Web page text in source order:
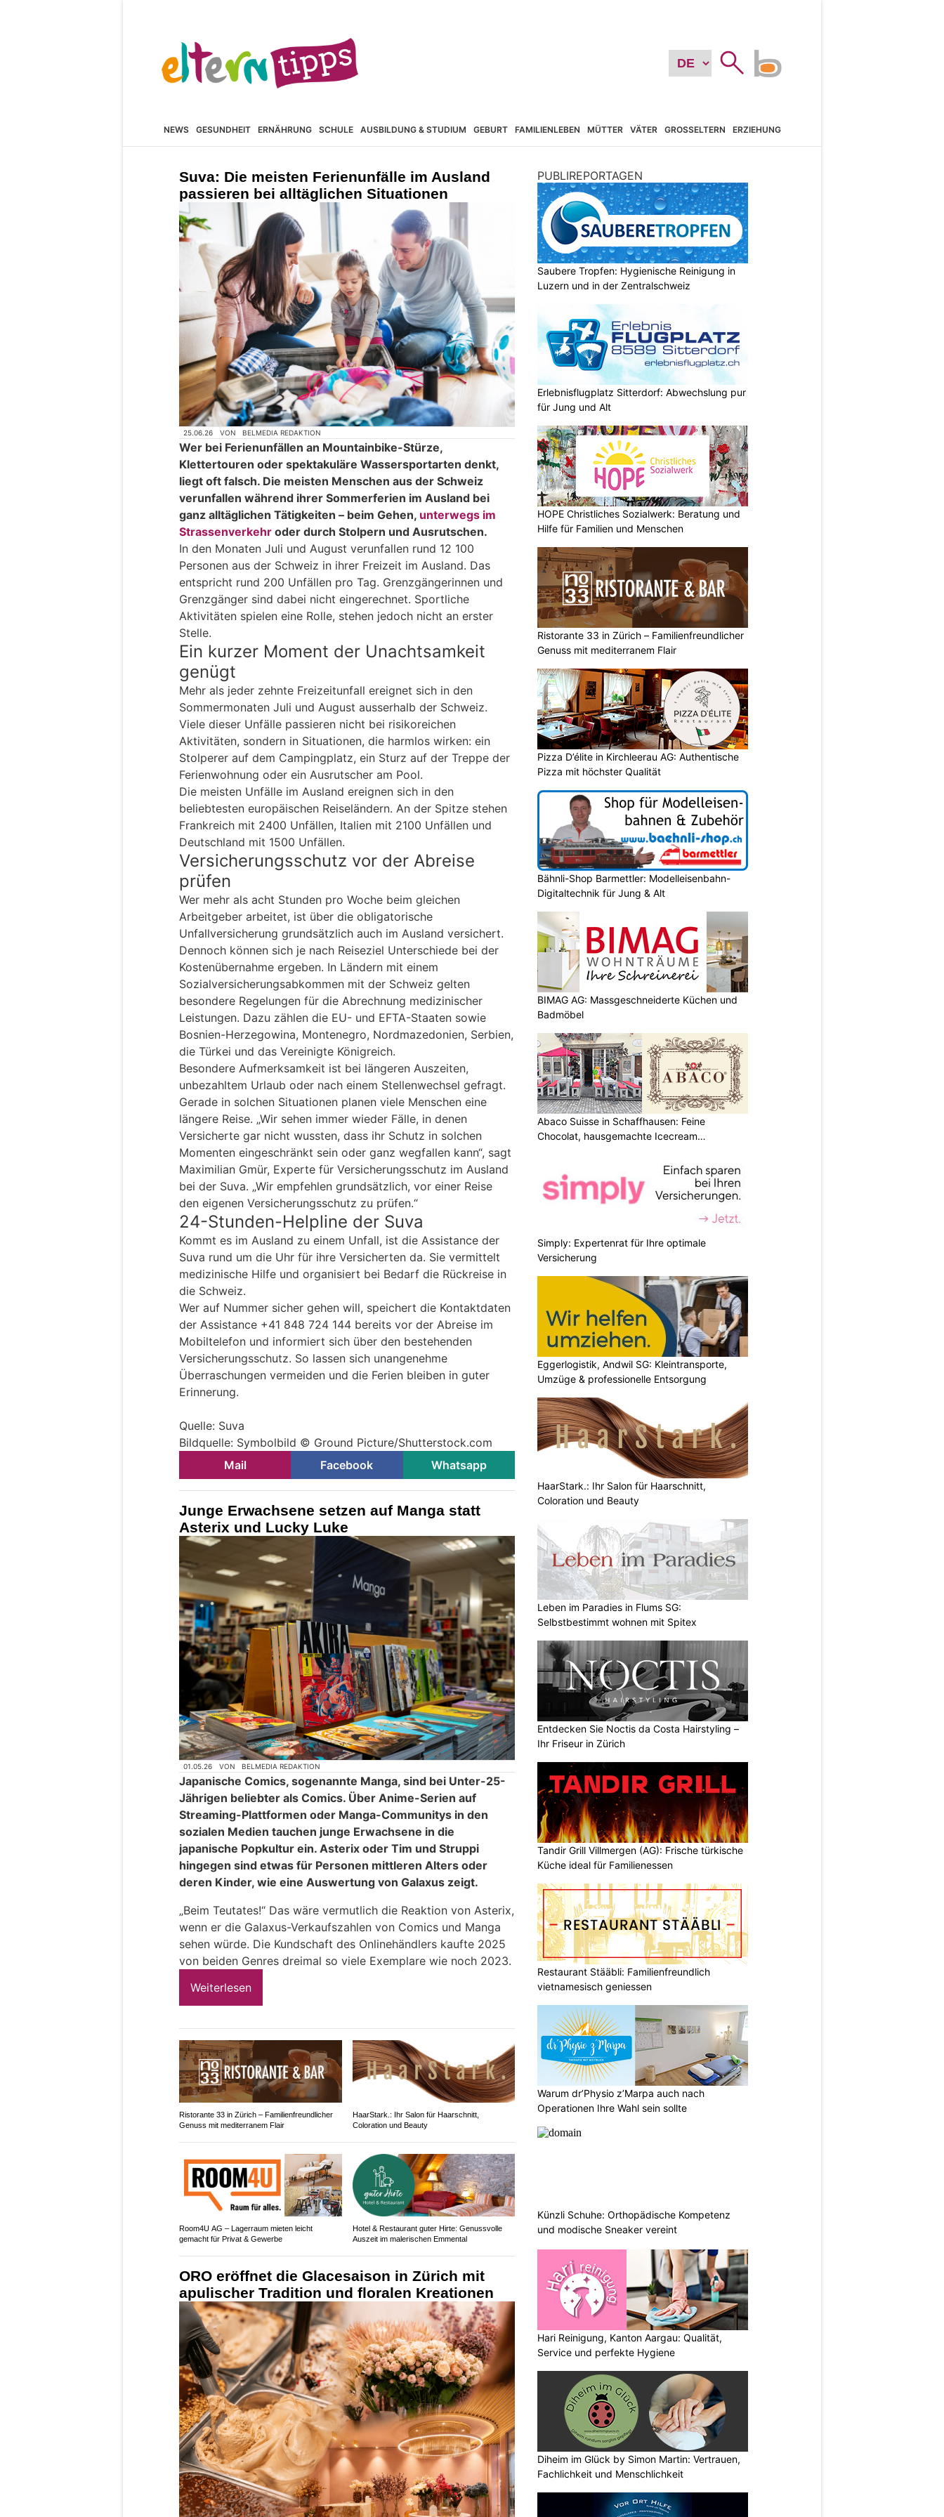
NEWS GESUNDHEIT ERNÄHRUNG SCHULE AUSBILDUNG & STUDIUM GEBURT FAMILIENLEBEN MÜTTER VÄTER GROSSELTERN ERZIEHUNG
Suva: Die meisten Ferienunfälle im Ausland
passieren bei alltäglichen Situationen
25.06.26 VON BELMEDIA REDAKTION
Wer bei Ferienunfällen an Mountainbike-Stürze,
Klettertouren oder spektakuläre Wassersportarten denkt,
liegt oft falsch. Die meisten Menschen aus der Schweiz
verunfallen während ihrer Sommerferien im Ausland bei
ganz alltäglichen Tätigkeiten – beim Gehen, unterwegs im
Strassenverkehr oder durch Stolpern und Ausrutschen.
In den Monaten Juli und August verunfallen rund 12 100
Personen aus der Schweiz in ihrer Freizeit im Ausland. Das
entspricht rund 200 Unfällen pro Tag. Grenzgängerinnen und
Grenzgänger sind dabei nicht eingerechnet. Sportliche
Aktivitäten spielen eine Rolle, stehen jedoch nicht an erster
Stelle.
Ein kurzer Moment der Unachtsamkeit
genügt
Mehr als jeder zehnte Freizeitunfall ereignet sich in den
Sommermonaten Juli und August ausserhalb der Schweiz.
Viele dieser Unfälle passieren nicht bei risikoreichen
Aktivitäten, sondern in Situationen, die harmlos wirken: ein
Stolperer auf dem Campingplatz, ein Sturz auf der Treppe der
Ferienwohnung oder ein Ausrutscher am Pool.
Die meisten Unfälle im Ausland ereignen sich in den
beliebtesten europäischen Reiseländern. An der Spitze stehen
Frankreich mit 2400 Unfällen, Italien mit 2100 Unfällen und
Deutschland mit 1500 Unfällen.
Versicherungsschutz vor der Abreise
prüfen
Wer mehr als acht Stunden pro Woche beim gleichen
Arbeitgeber arbeitet, ist über die obligatorische
Unfallversicherung grundsätzlich auch im Ausland versichert.
Dennoch können sich je nach Reiseziel Unterschiede bei der
Kostenübernahme ergeben. In Ländern mit einem
Sozialversicherungsabkommen mit der Schweiz gelten
besondere Regelungen für die Abrechnung medizinischer
Leistungen. Dazu zählen die EU- und EFTA-Staaten sowie
Bosnien-Herzegowina, Montenegro, Nordmazedonien, Serbien,
die Türkei und das Vereinigte Königreich.
Besondere Aufmerksamkeit ist bei längeren Auszeiten,
unbezahltem Urlaub oder nach einem Stellenwechsel gefragt.
Gerade in solchen Situationen planen viele Menschen eine
längere Reise. „Wir sehen immer wieder Fälle, in denen
Versicherte gar nicht wussten, dass ihr Schutz in solchen
Momenten eingeschränkt sein oder ganz wegfallen kann“, sagt
Maximilian Gmür, Experte für Versicherungsschutz im Ausland
bei der Suva. „Wir empfehlen grundsätzlich, vor einer Reise
den eigenen Versicherungsschutz zu prüfen.“
24-Stunden-Helpline der Suva
Kommt es im Ausland zu einem Unfall, ist die Assistance der
Suva rund um die Uhr für ihre Versicherten da. Sie vermittelt
medizinische Hilfe und organisiert bei Bedarf die Rückreise in
die Schweiz.
Wer auf Nummer sicher gehen will, speichert die Kontaktdaten
der Assistance +41 848 724 144 bereits vor der Abreise im
Mobiltelefon und informiert sich über den bestehenden
Versicherungsschutz. So lassen sich unangenehme
Überraschungen vermeiden und die Ferien bleiben in guter
Erinnerung.
Quelle: Suva
Bildquelle: Symbolbild © Ground Picture/Shutterstock.com
Mail
Facebook Whatsapp
Junge Erwachsene setzen auf Manga statt
Asterix und Lucky Luke
01.05.26 VON BELMEDIA REDAKTION
Japanische Comics, sogenannte Manga, sind bei Unter-25-
Jährigen beliebter als Comics. Über Anime-Serien auf
Streaming-Plattformen oder Manga-Communitys in den
sozialen Medien tauchen junge Erwachsene in die
japanische Popkultur ein. Asterix oder Tim und Struppi
hingegen sind etwas für Personen mittleren Alters oder
deren Kinder, wie eine Auswertung von Galaxus zeigt.
„Beim Teutates!“ Das wäre vermutlich die Reaktion von Asterix,
wenn er die Galaxus-Verkaufszahlen von Comics und Manga
sehen würde. Die Kundschaft des Onlinehändlers kaufte 2025
von beiden Genres dreimal so viele Exemplare wie noch 2023.
Weiterlesen
Ristorante 33 in Zürich – Familienfreundlicher
Genuss mit mediterranem Flair
HaarStark.: Ihr Salon für Haarschnitt,
Coloration und Beauty
Room4U AG – Lagerraum mieten leicht
gemacht für Privat & Gewerbe
Hotel & Restaurant guter Hirte: Genussvolle
Auszeit im malerischen Emmental
ORO eröffnet die Glacesaison in Zürich mit
apulischer Tradition und floralen Kreationen
PUBLIREPORTAGEN
Saubere Tropfen: Hygienische Reinigung in
Luzern und in der Zentralschweiz
Erlebnisflugplatz Sitterdorf: Abwechslung pur
für Jung und Alt
HOPE Christliches Sozialwerk: Beratung und
Hilfe für Familien und Menschen
Ristorante 33 in Zürich – Familienfreundlicher
Genuss mit mediterranem Flair
Pizza D’élite in Kirchleerau AG: Authentische
Pizza mit höchster Qualität
Bähnli-Shop Barmettler: Modelleisenbahn-
Digitaltechnik für Jung & Alt
BIMAG AG: Massgeschneiderte Küchen und
Badmöbel
Abaco Suisse in Schaffhausen: Feine
Chocolat, hausgemachte Icecream
Simply: Expertenrat für Ihre optimale
Versicherung
Eggerlogistik, Andwil SG: Kleintransporte,
Umzüge & professionelle Entsorgung
HaarStark.: Ihr Salon für Haarschnitt,
Coloration und Beauty
Leben im Paradies in Flums SG:
Selbstbestimmt wohnen mit Spitex
Entdecken Sie Noctis da Costa Hairstyling –
Ihr Friseur in Zürich
Tandir Grill Villmergen (AG): Frische türkische
Küche ideal für Familienessen
Restaurant Stääbli: Familienfreundlich
vietnamesisch geniessen
Warum dr’Physio z’Marpa auch nach
Operationen Ihre Wahl sein sollte
Künzli Schuhe: Orthopädische Kompetenz
und modische Sneaker vereint
Hari Reinigung, Kanton Aargau: Qualität,
Service und perfekte Hygiene
Diheim im Glück by Simon Martin: Vertrauen,
Fachlichkeit und Menschlichkeit